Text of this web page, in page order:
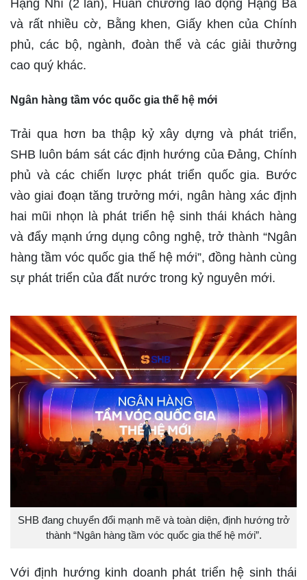
Hạng Nhì (2 lần), Huân chương lao động Hạng Ba
và rất nhiều cờ, Bằng khen, Giấy khen của Chính
phủ, các bộ, ngành, đoàn thể và các giải thưởng
cao quý khác.
Ngân hàng tầm vóc quốc gia thế hệ mới
Trải qua hơn ba thập kỷ xây dựng và phát triển,
SHB luôn bám sát các định hướng của Đảng, Chính
phủ và các chiến lược phát triển quốc gia. Bước
vào giai đoạn tăng trưởng mới, ngân hàng xác định
hai mũi nhọn là phát triển hệ sinh thái khách hàng
và đẩy mạnh ứng dụng công nghệ, trở thành “Ngân
hàng tầm vóc quốc gia thế hệ mới”, đồng hành cùng
sự phát triển của đất nước trong kỷ nguyên mới.
SHB đang chuyển đổi mạnh mẽ và toàn diện, định hướng trở
thành “Ngân hàng tầm vóc quốc gia thế hệ mới”.
Với định hướng kinh doanh phát triển hệ sinh thái